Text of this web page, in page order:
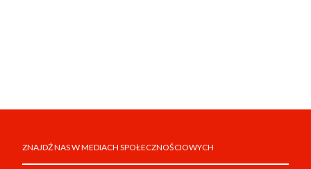
ZNAJDŹ NAS W MEDIACH SPOŁECZNOŚCIOWYCH